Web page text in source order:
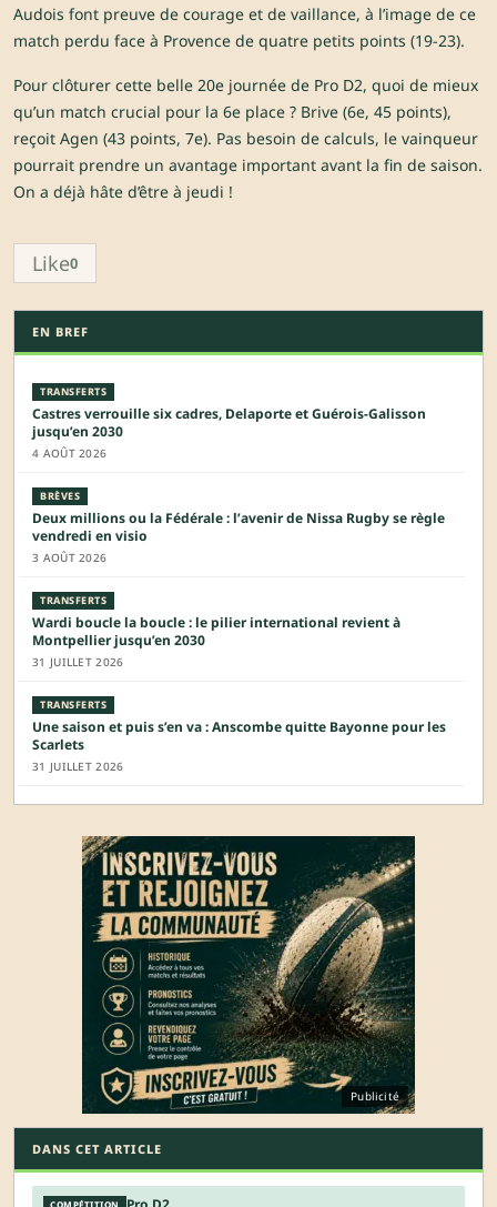
Audois font preuve de courage et de vaillance, à l’image de ce
match perdu face à Provence de quatre petits points (19-23).
Pour clôturer cette belle 20e journée de Pro D2, quoi de mieux
qu’un match crucial pour la 6e place ? Brive (6e, 45 points),
reçoit Agen (43 points, 7e). Pas besoin de calculs, le vainqueur
pourrait prendre un avantage important avant la fin de saison.
On a déjà hâte d’être à jeudi !
Like0
EN BREF
TRANSFERTS
Castres verrouille six cadres, Delaporte et Guérois-Galisson
jusqu’en 2030
4 AOÛT 2026
BRÈVES
Deux millions ou la Fédérale : l’avenir de Nissa Rugby se règle
vendredi en visio
3 AOÛT 2026
TRANSFERTS
Wardi boucle la boucle : le pilier international revient à
Montpellier jusqu’en 2030
31 JUILLET 2026
TRANSFERTS
Une saison et puis s’en va : Anscombe quitte Bayonne pour les
Scarlets
31 JUILLET 2026
Publicité
DANS CET ARTICLE
COMPÉTITION